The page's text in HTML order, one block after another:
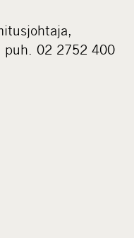
puh. 02 2752 400